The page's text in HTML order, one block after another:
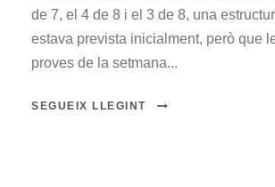
de 7, el 4 de 8 i el 3 de 8, una
estava prevista inicialment, però que
proves de la setmana...
SEGUEIX LLEGINT